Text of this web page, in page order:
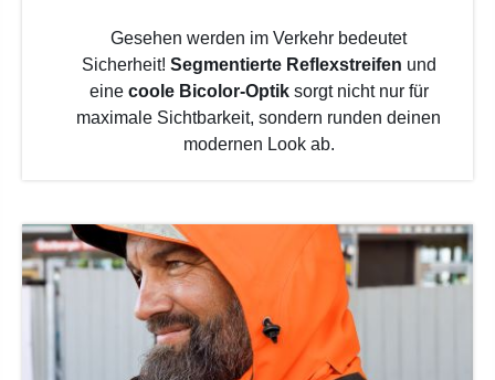
Gesehen werden im Verkehr bedeutet
Sicherheit! Segmentierte Reflexstreifen und
einecoole Bicolor-Optik sorgt nicht nur für
maximale Sichtbarkeit, sondern runden deinen
modernen Look ab.